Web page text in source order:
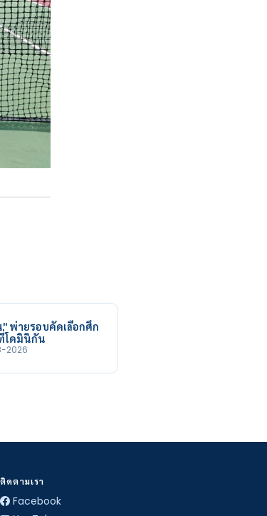
" พ่ายรอบคัดเลือกศึก
โดมินิกัน
2026
ติดตามเรา
Facebook